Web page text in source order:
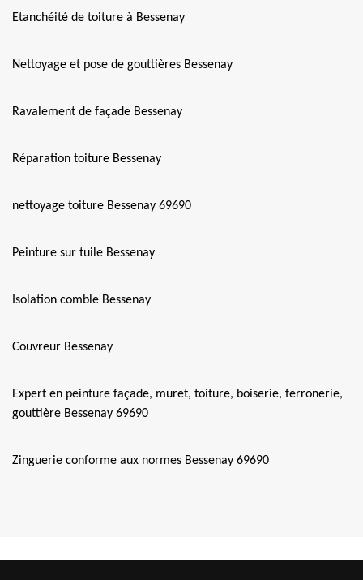
Etanchéité de toiture à Bessenay
Nettoyage et pose de gouttières Bessenay
Ravalement de façade Bessenay
Réparation toiture Bessenay
nettoyage toiture Bessenay 69690
Peinture sur tuile Bessenay
Isolation comble Bessenay
Couvreur Bessenay
Expert en peinture façade, muret, toiture, boiserie, ferronerie,
gouttière Bessenay 69690
Zinguerie conforme aux normes Bessenay 69690